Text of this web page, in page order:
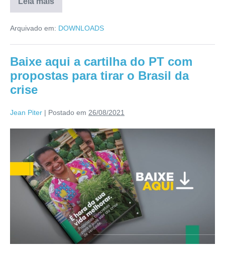
Arquivado em: DOWNLOADS
Baixe aqui a cartilha do PT com
propostas para tirar o Brasil da
crise
Jean Piter | Postado em 26/08/2021